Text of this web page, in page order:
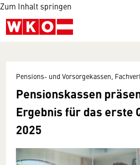
Zum Inhalt springen
Pensions- und Vorsorgekassen,
Pensionskassen
Ergebnis für das erste
2025